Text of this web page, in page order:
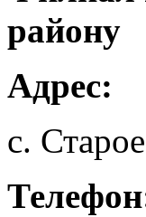
району
Адрес:
с.